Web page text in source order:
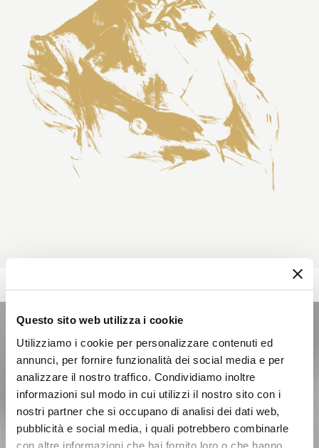
Questo sito web utilizza i cookie
Utilizziamo i cookie per personalizzare contenuti ed
annunci, per fornire funzionalità dei social media e per
analizzare il nostro traffico. Condividiamo inoltre
informazioni sul modo in cui utilizzi il nostro sito con i
nostri partner che si occupano di analisi dei dati web,
pubblicità e social media, i quali potrebbero combinarle
con altre informazioni che hai fornito loro o che hanno